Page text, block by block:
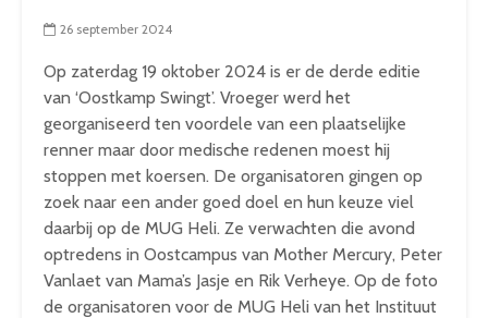
26 september 2024
Op zaterdag 19 oktober 2024 is er de derde editie
van ‘Oostkamp Swingt’. Vroeger werd het
georganiseerd ten voordele van een plaatselijke
renner maar door medische redenen moest hij
stoppen met koersen. De organisatoren gingen op
zoek naar een ander goed doel en hun keuze viel
daarbij op de MUG Heli. Ze verwachten die avond
optredens in Oostcampus van Mother Mercury, Peter
Vanlaet van Mama’s Jasje en Rik Verheye. Op de foto
de organisatoren voor de MUG Heli van het Instituut